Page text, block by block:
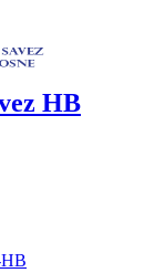
HB